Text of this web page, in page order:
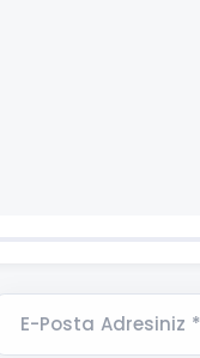
E-Posta Adresiniz *